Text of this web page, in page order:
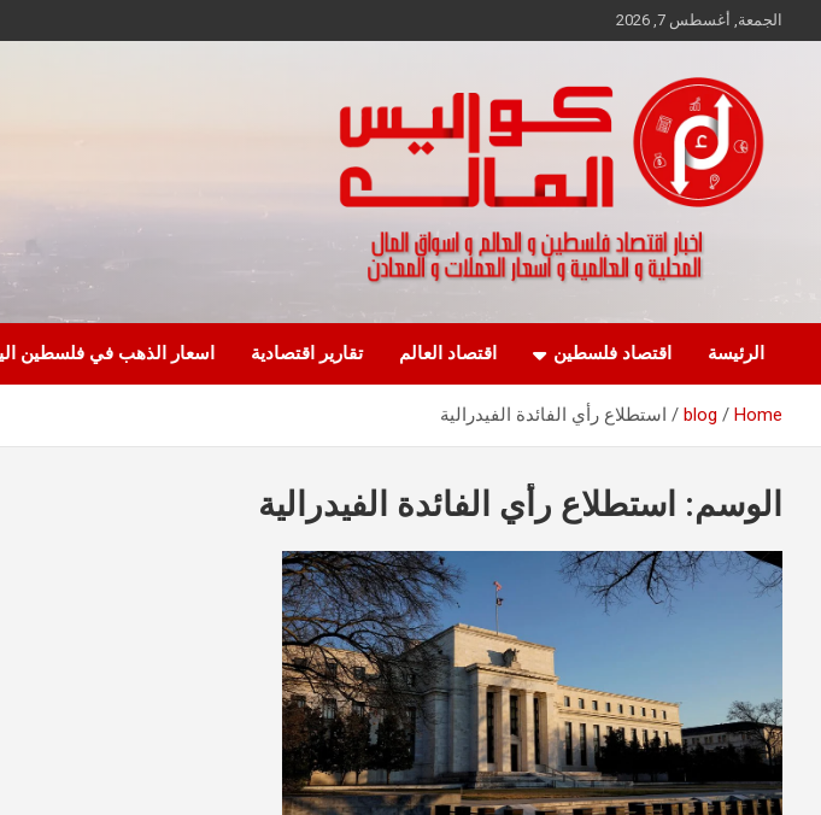
to
الجمعة, أغسطس 7, 2026
كواليس المال
الرئيسة اقتصاد فلسطين اقتصاد العالم تقارير اقتصادية اسعار الذهب في فلسطين
Home
blog استطلاع رأي الفائدة الفيدرالية
الوسم: استطلاع رأي الفائدة الفيدرالية